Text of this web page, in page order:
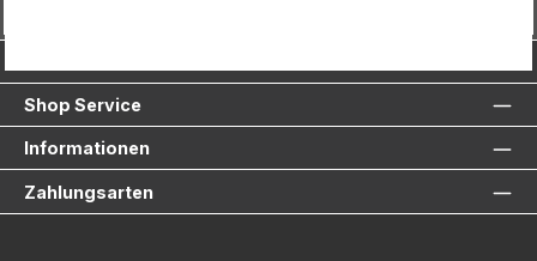
Shop Service
Informationen
Zahlungsarten